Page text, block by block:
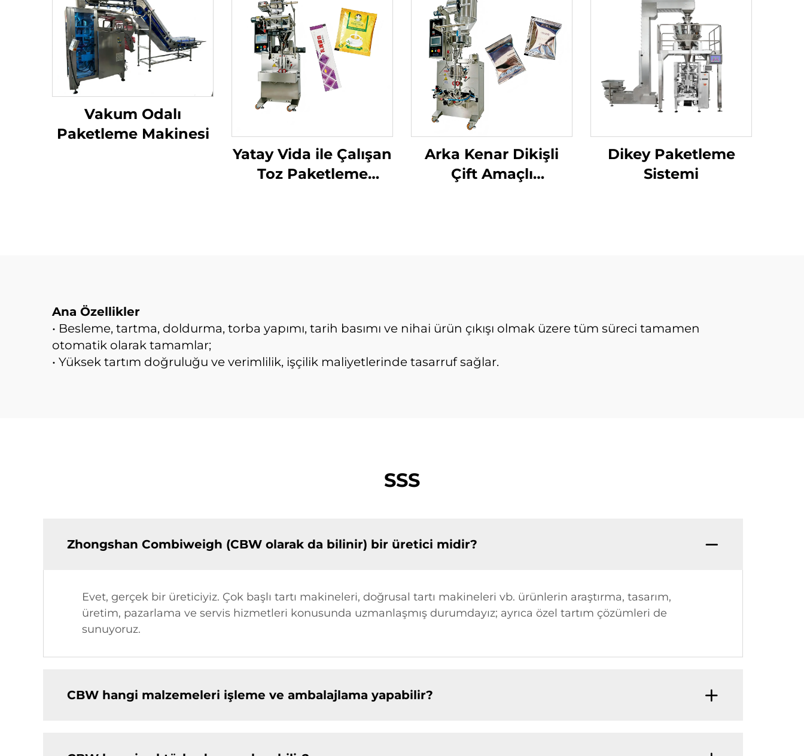
Vakum Odalı
Paketleme Makinesi
Yatay Vida ile Çalışan
Toz Paketleme
Arka Kenar Dikişli
Çift Amaçlı
Dikey Paketleme
Sistemi
Ana Özellikler
• Besleme, tartma, doldurma, torba yapımı, tarih basımı ve nihai ürün çıkışı olmak üzere tüm süreci tamamen
otomatik olarak tamamlar;
• Yüksek tartım doğruluğu ve verimlilik, işçilik maliyetlerinde tasarruf sağlar.
SSS
Zhongshan Combiweigh (CBW olarak da bilinir) bir üretici midir?
Evet, gerçek bir üreticiyiz. Çok başlı tartı makineleri, doğrusal tartı makineleri vb. ürünlerin araştırma, tasarım,
üretim, pazarlama ve servis hizmetleri konusunda uzmanlaşmış durumdayız; ayrıca özel tartım çözümleri de
sunuyoruz.
CBW hangi malzemeleri işleme ve ambalajlama yapabilir?